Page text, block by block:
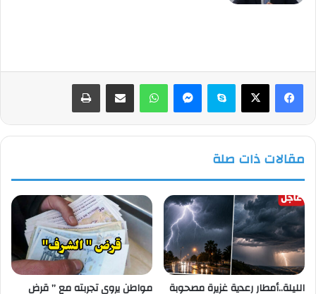
فيسبوك سكايب واتساب
مقالات ذات صلة
الليلة..أمطار رعدية غزيرة مصحوبة مواطن يروي تجربته مع ” قرض